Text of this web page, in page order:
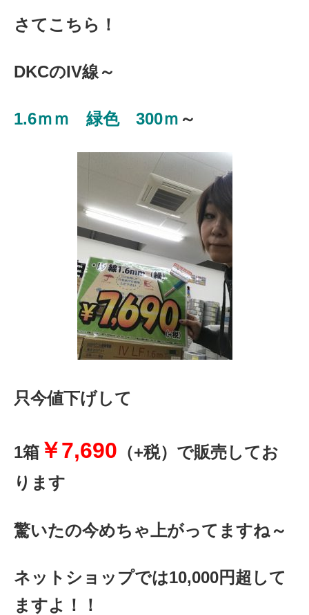
さてこちら！
DKCのIV線～
1.6ｍｍ 緑色 300ｍ ～
只今値下げして
1箱 ￥7,690 （+税）で販売してお
ります
驚いたの今めちゃ上がってますね～
ネットショップでは10,000円超して
ますよ！！